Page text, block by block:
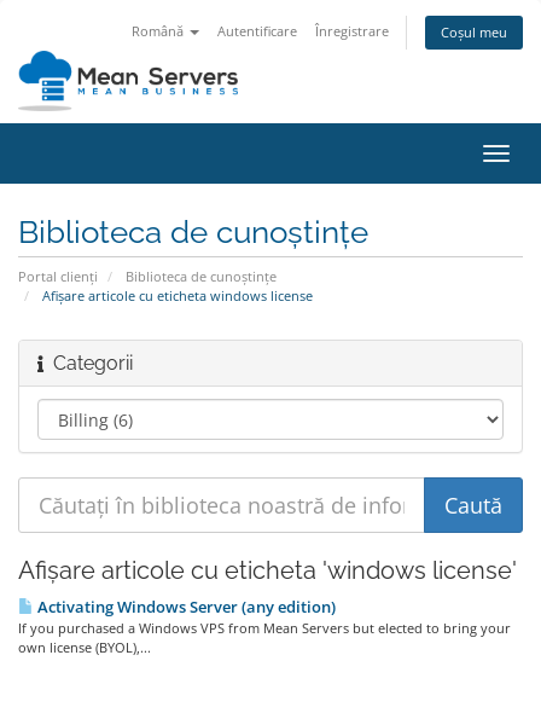
Română Autentificare Înregistrare Coșul meu
Biblioteca de cunoștințe
Portal clienți
Biblioteca de cunoștințe
Afișare articole cu eticheta windows license
Categorii
Afișare articole cu eticheta 'windows license'
Activating Windows Server (any edition)
If you purchased a Windows VPS from Mean Servers but elected to bring your
own license (BYOL),...